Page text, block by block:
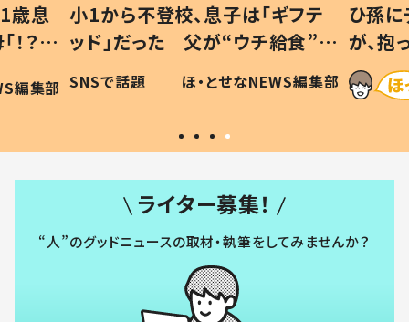
歳息
？」
編集部
小1から不登校、息子は「ギフテ
ッド」だった 父が“ウチ給食”を
作り続ける理由とは #令和の親
#令和の子
SNSで話題 ほ・とせなNEWS編集部
ひ孫
が、
「涙が
い」
ライター募集！
“人”のグッドニュースの取材・執筆をしてみませんか？